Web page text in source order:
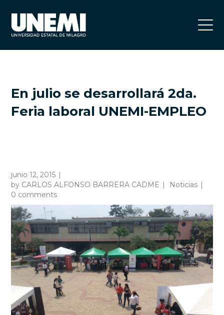
En julio se desarrollará 2da.
Feria laboral UNEMI-EMPLEO
junio 12, 2015
by CARLOS ALFONSO BARRERA CADME
Noticias
0 comments